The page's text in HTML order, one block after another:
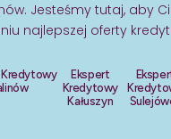
Jesteśmy tutaj, aby
najlepszej oferty
Kredytowy
Ekspert
Kredytowy
Kałuszyn